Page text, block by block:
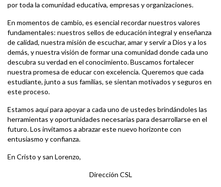
por toda la comunidad educativa, empresas y organizaciones.
En momentos de cambio, es esencial recordar nuestros valores
fundamentales: nuestros sellos de educación integral y enseñanza
de calidad, nuestra misión de escuchar, amar y servir a Dios y a los
demás, y nuestra visión de formar una comunidad donde cada uno
descubra su verdad en el conocimiento. Buscamos fortalecer
nuestra promesa de educar con excelencia. Queremos que cada
estudiante, junto a sus familias, se sientan motivados y seguros en
este proceso.
Estamos aquí para apoyar a cada uno de ustedes brindándoles las
herramientas y oportunidades necesarias para desarrollarse en el
futuro. Los invitamos a abrazar este nuevo horizonte con
entusiasmo y confianza.
En Cristo y san Lorenzo,
Dirección CSL